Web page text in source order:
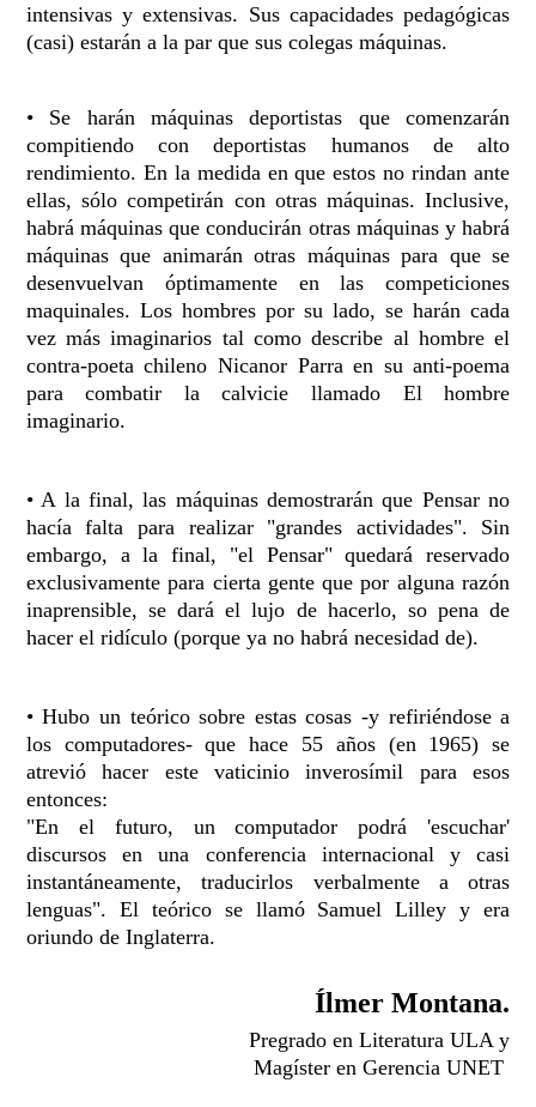
intensivas y extensivas. Sus capacidades pedagógicas
(casi) estarán a la par que sus colegas máquinas.
• Se harán máquinas deportistas que comenzarán
compitiendo con deportistas humanos de alto
rendimiento. En la medida en que estos no rindan ante
ellas, sólo competirán con otras máquinas. Inclusive,
habrá máquinas que conducirán otras máquinas y habrá
máquinas que animarán otras máquinas para que se
desenvuelvan óptimamente en las competiciones
maquinales. Los hombres por su lado, se harán cada
vez más imaginarios tal como describe al hombre el
contra-poeta chileno Nicanor Parra en su anti-poema
para combatir la calvicie llamado El hombre
imaginario.
• A la final, las máquinas demostrarán que Pensar no
hacía falta para realizar "grandes actividades". Sin
embargo, a la final, "el Pensar" quedará reservado
exclusivamente para cierta gente que por alguna razón
inaprensible, se dará el lujo de hacerlo, so pena de
hacer el ridículo (porque ya no habrá necesidad de).
• Hubo un teórico sobre estas cosas -y refiriéndose a
los computadores- que hace 55 años (en 1965) se
atrevió hacer este vaticinio inverosímil para esos
entonces:
"En el futuro, un computador podrá 'escuchar'
discursos en una conferencia internacional y casi
instantáneamente, traducirlos verbalmente a otras
lenguas". El teórico se llamó Samuel Lilley y era
oriundo de Inglaterra.
Ílmer Montana.
Pregrado en Literatura ULA y
Magíster en Gerencia UNET